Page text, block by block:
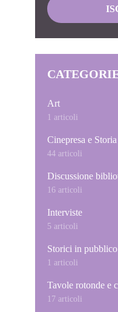
Art
1 articoli
Cinepresa e Storia
44 articoli
Discussione
16 articoli
Interviste
5 articoli
Storici in pubblico
1 articoli
Tavole rotonde e
17 articoli